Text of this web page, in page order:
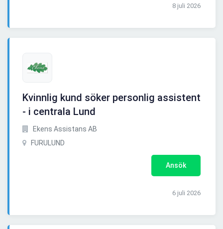
8 juli 2026
Kvinnlig kund söker personlig assistent
- i centrala Lund
Ekens Assistans AB
FURULUND
Ansök
6 juli 2026